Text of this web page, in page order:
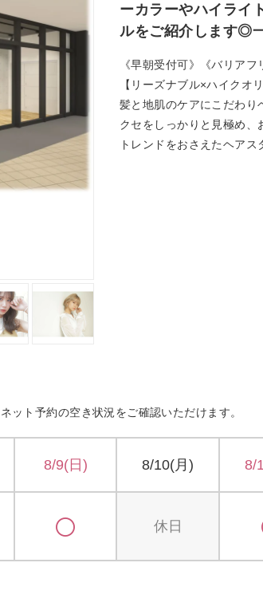
ーカラーやハイライ
ルをご紹介します◎
《早朝受付可》《バリアフ
【リーズナブル×ハイクオ
髪と地肌のケアにこだわり
クセをしっかりと見極め
トレンドをおさえたヘア
ネット予約の空き状況をご確認いただけます。
8/9(日) 8/10(月)
休日
8/